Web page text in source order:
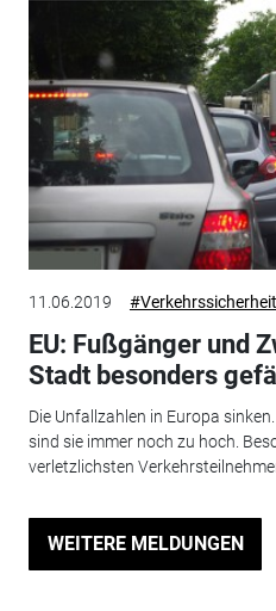
11.06.2019 #Verkehrssicherheit
EU: Fußgänger und
Stadt besonders
Die Unfallzahlen in Europa
sind sie immer noch zu hoch.
verletzlichsten
WEITERE MELDUNGEN